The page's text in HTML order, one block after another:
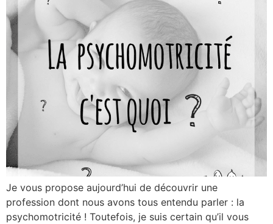
Je vous propose aujourd’hui de découvrir une
profession dont nous avons tous entendu parler : la
psychomotricité ! Toutefois, je suis certain qu’il vous